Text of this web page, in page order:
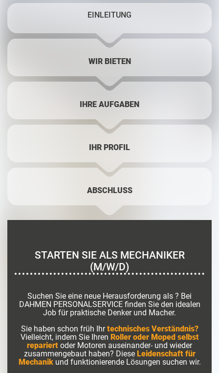
EINLEITUNG
WIR BIETEN
IHRE AUFGABEN
IHR PROFIL
ABSCHLUSS
STARTEN SIE ALS MECHANIKER
(M/W/D)
Suchen Sie eine neue Herausforderung als ? Bei
DAHMEN PERSONALSERVICE finden Sie den idealen
Job für praktische Denker und Macher.
Sie haben schon früh Ihrtechnisches Verständnis?
Vielleicht, indem Sie Ihren Roller oder Moped selbst
repariert oder Motoren auseinander- und wieder
zusammengebaut haben? DieseLeidenschaft für
Mechanikund funktionierende Lösungen suchen wir.